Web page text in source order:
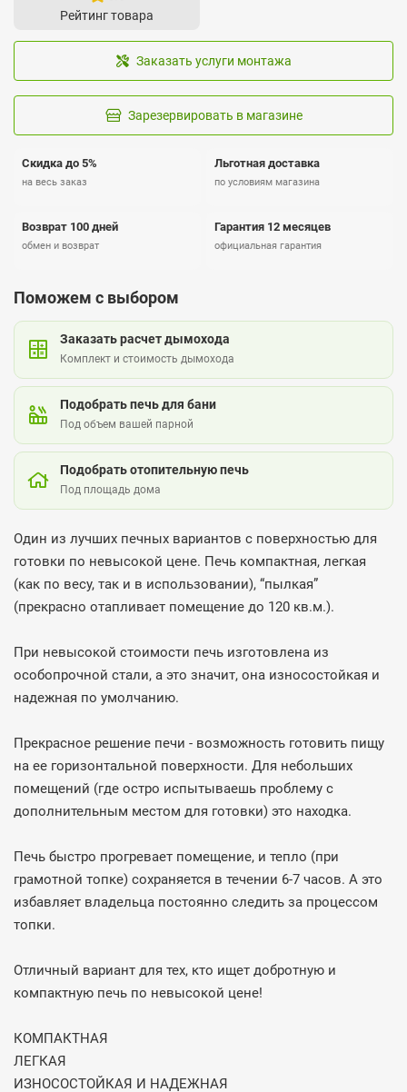
Рейтинг товара
Заказать услуги монтажа
Зарезервировать в магазине
Скидка до 5%
на весь заказ
Льготная доставка
по условиям магазина
Возврат 100 дней
обмен и возврат
Гарантия 12 месяцев
официальная гарантия
Поможем с выбором
Заказать расчет дымохода
Комплект и стоимость дымохода
Подобрать печь для бани
Под объем вашей парной
Подобрать отопительную печь
Под площадь дома
Один из лучших печных вариантов с поверхностью для
готовки по невысокой цене. Печь компактная, легкая
(как по весу, так и в использовании), “пылкая”
(прекрасно отапливает помещение до 120 кв.м.).
При невысокой стоимости печь изготовлена из
особопрочной стали, а это значит, она износостойкая и
надежная по умолчанию.
Прекрасное решение печи - возможность готовить пищу
на ее горизонтальной поверхности. Для небольших
помещений (где остро испытываешь проблему с
дополнительным местом для готовки) это находка.
Печь быстро прогревает помещение, и тепло (при
грамотной топке) сохраняется в течении 6-7 часов. А это
избавляет владельца постоянно следить за процессом
топки.
Отличный вариант для тех, кто ищет добротную и
компактную печь по невысокой цене!
КОМПАКТНАЯ
ЛЕГКАЯ
ИЗНОСОСТОЙКАЯ И НАДЕЖНАЯ